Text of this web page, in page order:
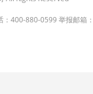
400-880-0599 举报邮箱